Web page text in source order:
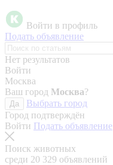
Войти в профиль
Подать объявление
Нет результатов
Войти
Москва
Ваш город Москва?
Да
Выбрать город
Город подтверждён
Войти Подать объявление
Поиск животных
среди 20 329 объявлений